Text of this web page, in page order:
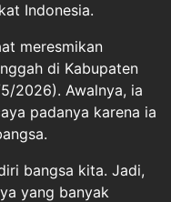
Indonesia.
meresmikan
di Kabupaten
2026). Awalnya, ia
padanya karena ia
bangsa kita. Jadi,
yang banyak